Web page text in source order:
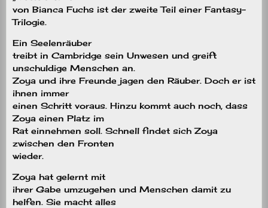
von Bianca Fuchs ist der zweite Teil einer Fantasy-
Trilogie.
Ein Seelenräuber
treibt in Cambridge sein Unwesen und greift
unschuldige Menschen an.
Zoya und ihre Freunde jagen den Räuber. Doch er ist
ihnen immer
einen Schritt voraus. Hinzu kommt auch noch, dass
Zoya einen Platz im
Rat einnehmen soll. Schnell findet sich Zoya
zwischen den Fronten
wieder.
Zoya hat gelernt mit
ihrer Gabe umzugehen und Menschen damit zu
helfen. Sie macht alles